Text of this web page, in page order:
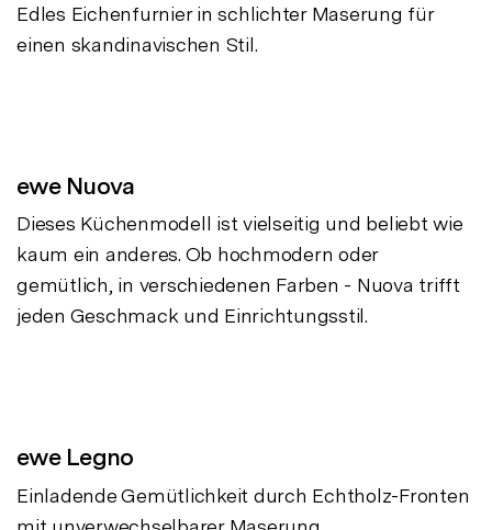
Edles Eichenfurnier in schlichter Maserung für
einen skandinavischen Stil.
ewe Nuova
Dieses Küchenmodell ist vielseitig und beliebt wie
kaum ein anderes. Ob hochmodern oder
gemütlich, in verschiedenen Farben - Nuova trifft
jeden Geschmack und Einrichtungsstil.
ewe Legno
Einladende Gemütlichkeit durch Echtholz-Fronten